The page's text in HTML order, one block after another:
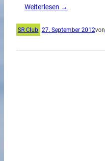
Weiterlesen →
SR Club |27. September 2012von